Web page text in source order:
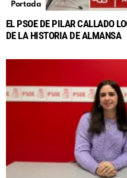
Portada
EL PSOE DE PILAR CALLADO
DE LA HISTORIA DE ALMANSA